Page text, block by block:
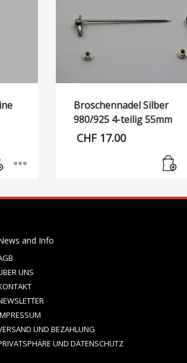
Broschennadel Silber
980/925 4-teilig 55mm
CHF17.00
and Info
UNS
UND BEZAHLUNG
UND DATENSCHUTZ